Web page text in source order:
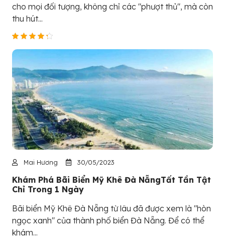
cho mọi đối tượng, không chỉ các "phượt thủ", mà còn
thu hút...
Mai Hương 30/05/2023
Khám Phá Bãi Biển Mỹ Khê Đà NẵngTất Tần Tật
Chỉ Trong 1 Ngày
Bãi biển Mỹ Khê Đà Nẵng từ lâu đã được xem là "hòn
ngọc xanh" của thành phố biển Đà Nẵng. Để có thể
khám...